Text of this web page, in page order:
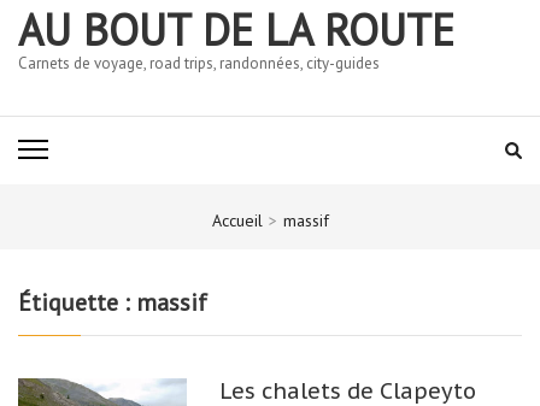
AU BOUT DE LA ROUTE
Carnets de voyage, road trips, randonnées, city-guides
Accueil > massif
Étiquette : massif
Les chalets de Clapeyto